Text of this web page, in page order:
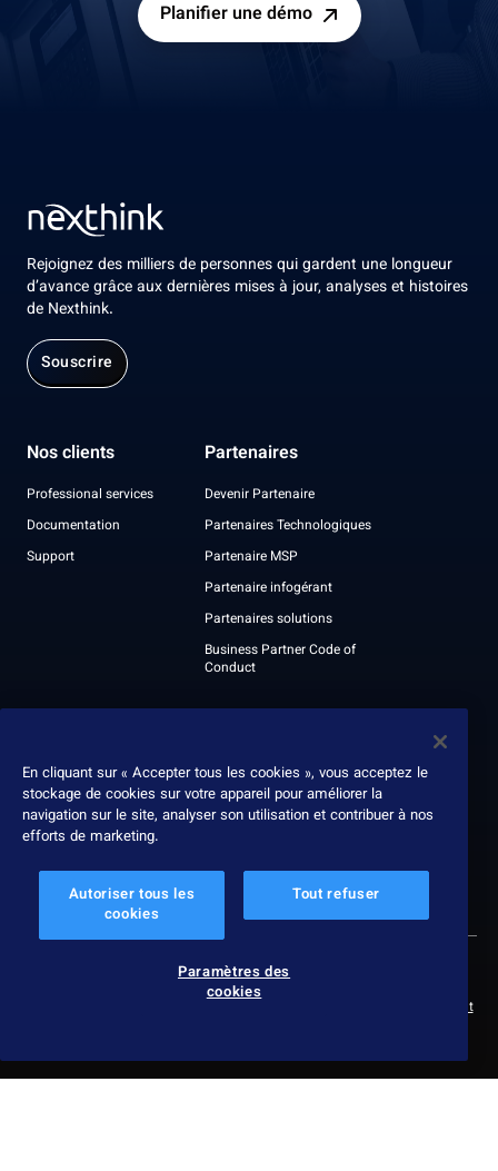
Planifier une démo
Rejoignez des milliers de personnes qui gardent une longueur
d’avance grâce aux dernières mises à jour, analyses et histoires
de Nexthink.
Souscrire
Nos clients
Professional services
Documentation
Support
Partenaires
Devenir Partenaire
Partenaires Technologiques
Partenaire MSP
Partenaire infogérant
Partenaires solutions
Business Partner Code of
Conduct
Leadership
Récompenses
Politique de confidentialité
Protection des donnéesConditions d’utilisation
Slavery & human trafficking statement
En cliquant sur « Accepter tous les cookies », vous acceptez le
stockage de cookies sur votre appareil pour améliorer la
navigation sur le site, analyser son utilisation et contribuer à nos
efforts de marketing.
Autoriser tous les
cookies
Tout refuser
Paramètres des
cookies